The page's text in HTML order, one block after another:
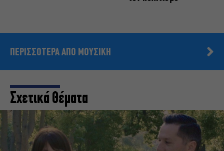
ΠΕΡΙΣΣΟΤΕΡΑ ΑΠΟ ΜΟΥΣΙΚΗ
Σχετικά Θέματα